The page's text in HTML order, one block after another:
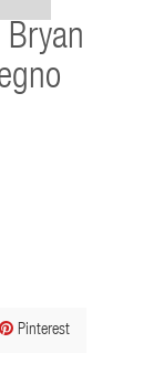
Pinterest